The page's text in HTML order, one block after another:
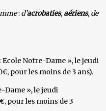
: d’acrobaties,aériens, de
Ecole Notre-Dame », le jeudi
pour les moins de 3 ans).
Dame », le jeudi
pour les moins de 3